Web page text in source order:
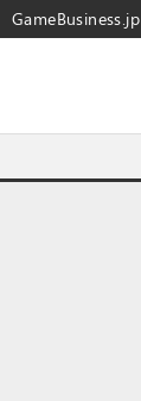
GameBusiness.jp